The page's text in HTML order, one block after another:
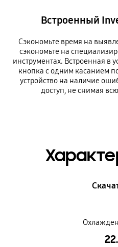
Встроенный
Сэкономьте время на
сэкономьте на
инструментах. Встроенная в
кнопка с одним касанием
устройство на наличие
доступ, не снимая